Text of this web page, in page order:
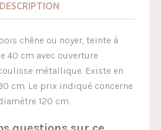
DESCRIPTION
chêne ou noyer, teinte à
40 cm avec ouverture
métallique. Existe en
cm. Le prix indiqué concerne
120 cm.